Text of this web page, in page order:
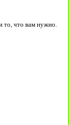
то, что вам нужно.